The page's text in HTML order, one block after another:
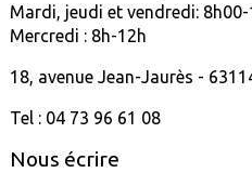
Mardi, jeudi et vendredi:
Mercredi : 8h-12h
18, avenue Jean-Jaurès -
Tel : 04 73 96 61 08
Nous écrire